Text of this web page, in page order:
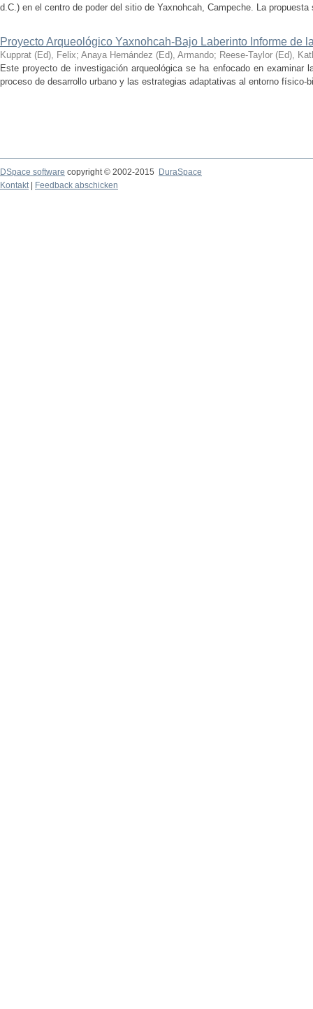
d.C.) en el centro de poder del sitio de Yaxnohcah, Campeche. La
Proyecto Arqueológico Yaxnohcah-Bajo Laberinto Informe de
Kupprat (Ed), Felix; Anaya Hernández (Ed), Armando; Reese-Taylor (Ed),
Este proyecto de investigación arqueológica se ha enfocado en examinar
proceso de desarrollo urbano y las estrategias adaptativas al entorno físico-
DSpace software copyright © 2002-2015
DuraSpace
Kontakt| Feedback abschicken